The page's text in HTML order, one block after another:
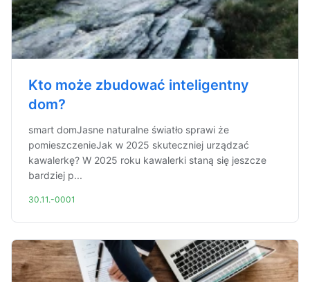
Kto może zbudować inteligentny
dom?
smart domJasne naturalne światło sprawi że
pomieszczenieJak w 2025 skuteczniej urządzać
kawalerkę? W 2025 roku kawalerki staną się jeszcze
bardziej p...
30.11.-0001